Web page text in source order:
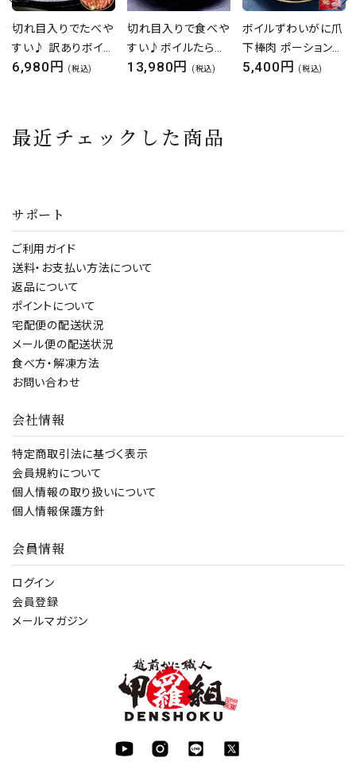
切れ目入りで食べや
すい♪ボイルたらば
がに超特大サイズの
13,980円 (税込)
ボイルずわいがに爪
下棒肉 ポーション
業務用たっぷり
5,400円 (税込)
【8/1～8/7】
55％OFFクーポン
お中元 ボイルor生
15,980円 (税込)
最近チェックした商品
サポート
ご利用ガイド
送料・お支払い方法について
返品について
ポイントについて
宅配便の配送状況
メール便の配送状況
食べ方・解凍方法
お問い合わせ
会社情報
特定商取引法に基づく表示
会員規約について
個人情報の取り扱いについて
個人情報保護方針
会員情報
ログイン
会員登録
メールマガジン